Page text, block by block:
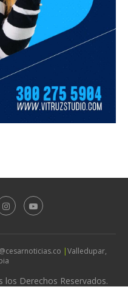
Valledupar,
Derechos Reservados.